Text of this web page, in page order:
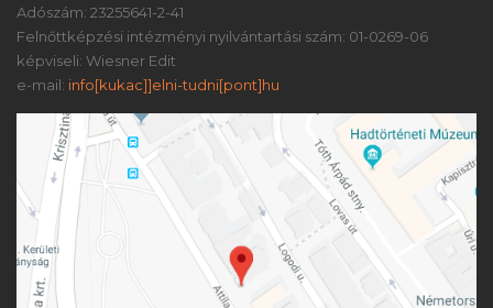
Adószám: 23255641-2-41
Felnőttképzési intézményi nyilvántartási szám: 01-0269-06
képviseli: Wiesner Edit
e-mail: info[kukac]]elni-tudni[pont]hu